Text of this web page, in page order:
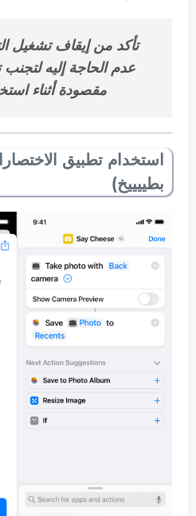
تأكد من إيقاف تشغيل
عدم الحاجة إليه
مقصودة أثناء
استخدام تطبيق
بطييييخ)